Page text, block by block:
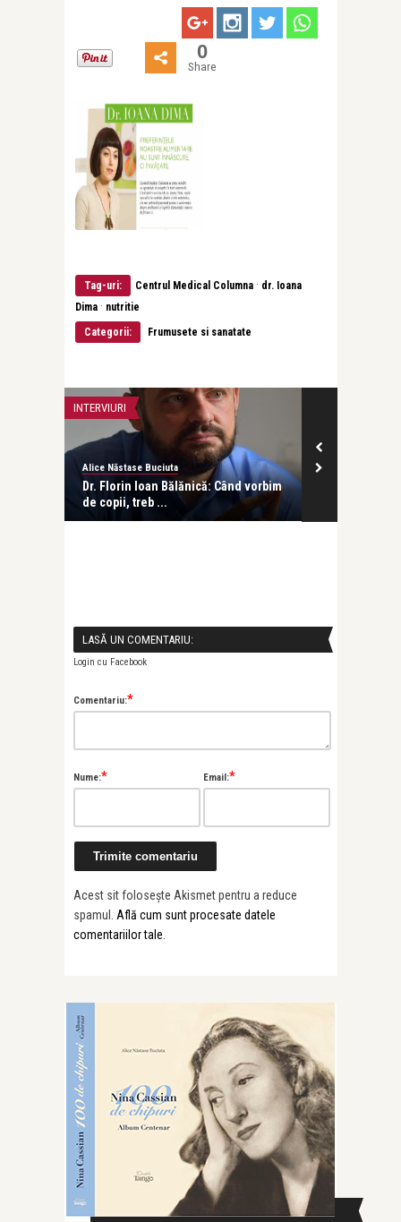
0
Share
Tag-uri: Centrul Medical Columna · dr. Ioana
Dima · nutritie
Categorii:
Frumusete si sanatate
INTERVIURI
Alice Năstase Buciuta
Dr. Florin Ioan Bălănică: Când vorbim
de copii, treb ...
LASĂ UN COMENTARIU:
Login cu Facebook
Comentariu:*
Nume:* Email:*
Acest sit folosește Akismet pentru a reduce
spamul. Află cum sunt procesate datele
comentariilor tale
CAUTĂ ÎN SITE